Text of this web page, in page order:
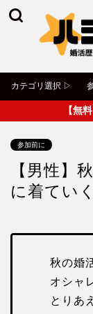
カテゴリ選択 ▷
【無
参加前に
【男性】
に着てい
秋の婚
オシャ
とりあ